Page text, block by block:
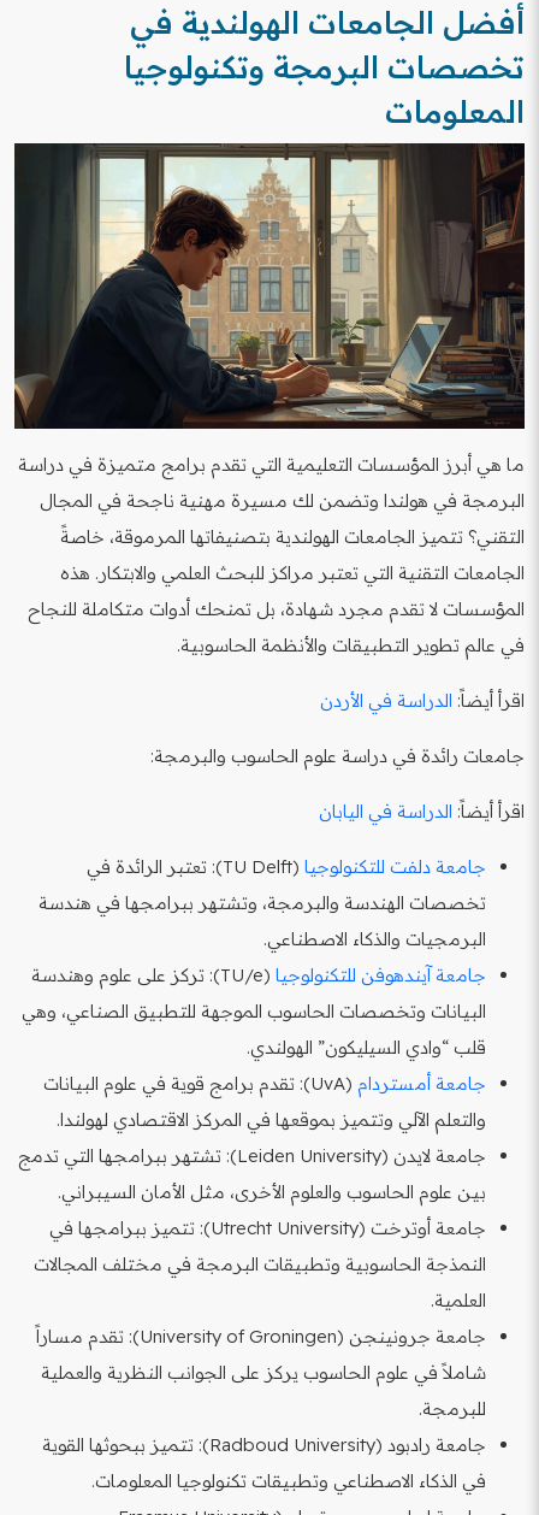
أفضل الجامعات الهولندية في
تخصصات البرمجة وتكنولوجيا
المعلومات
ما هي أبرز المؤسسات التعليمية التي تقدم برامج متميزة في دراسة
البرمجة في هولندا وتضمن لك مسيرة مهنية ناجحة في المجال
التقني؟ تتميز الجامعات الهولندية بتصنيفاتها المرموقة، خاصةً
الجامعات التقنية التي تعتبر مراكز للبحث العلمي والابتكار. هذه
المؤسسات لا تقدم مجرد شهادة، بل تمنحك أدوات متكاملة للنجاح
في عالم تطوير التطبيقات والأنظمة الحاسوبية.
اقرأ أيضاً: الدراسة في الأردن
جامعات رائدة في دراسة علوم الحاسوب والبرمجة:
اقرأ أيضاً: الدراسة في اليابان
جامعة دلفت للتكنولوجيا
(TU Delft): تعتبر الرائدة في
تخصصات الهندسة والبرمجة، وتشتهر ببرامجها في هندسة
البرمجيات والذكاء الاصطناعي.
جامعة آيندهوفن للتكنولوجيا
(TU/e): تركز على علوم وهندسة
البيانات وتخصصات الحاسوب الموجهة للتطبيق الصناعي، وهي
قلب “وادي السيليكون” الهولندي.
جامعة أمستردام
(UvA): تقدم برامج قوية في علوم البيانات
والتعلم الآلي وتتميز بموقعها في المركز الاقتصادي لهولندا.
جامعة لايدن (Leiden University): تشتهر ببرامجها التي تدمج
بين علوم الحاسوب والعلوم الأخرى، مثل الأمان السيبراني.
جامعة أوترخت (Utrecht University): تتميز ببرامجها في
النمذجة الحاسوبية وتطبيقات البرمجة في مختلف المجالات
العلمية.
جامعة جرونينجن (University of Groningen): تقدم مساراً
شاملاً في علوم الحاسوب يركز على الجوانب النظرية والعملية
للبرمجة.
جامعة رادبود (Radboud University): تتميز ببحوثها القوية
في الذكاء الاصطناعي وتطبيقات تكنولوجيا المعلومات.